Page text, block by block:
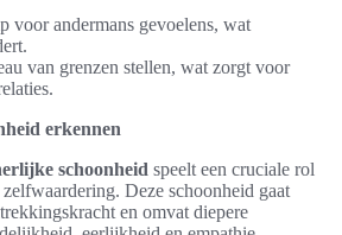
voor andermans gevoelens, wat
van grenzen stellen, wat zorgt voor
erkennen
schoonheid speelt een cruciale rol
Deze schoonheid gaat
en omvat diepere